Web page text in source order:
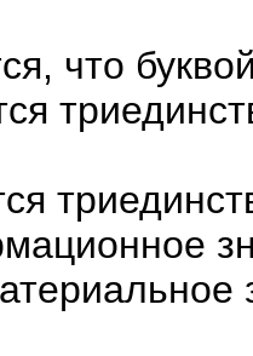
что